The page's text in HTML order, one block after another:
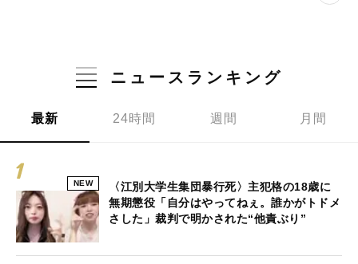
ニュースランキング
最新 24時間 週間 月間
NEW
〈江別大学生集団暴行死〉主犯格の18歳に
無期懲役「自分はやってねぇ。誰かがトドメ
さした」裁判で明かされた“他責ぶり”